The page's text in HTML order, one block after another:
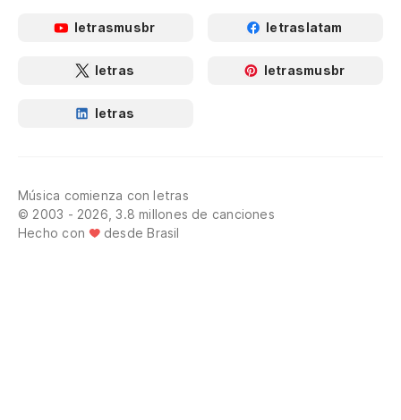
letrasmusbr letraslatam
letras letrasmusbr
letras
Música comienza con letras
© 2003 - 2026, 3.8 millones de canciones
Hecho con
desde Brasil